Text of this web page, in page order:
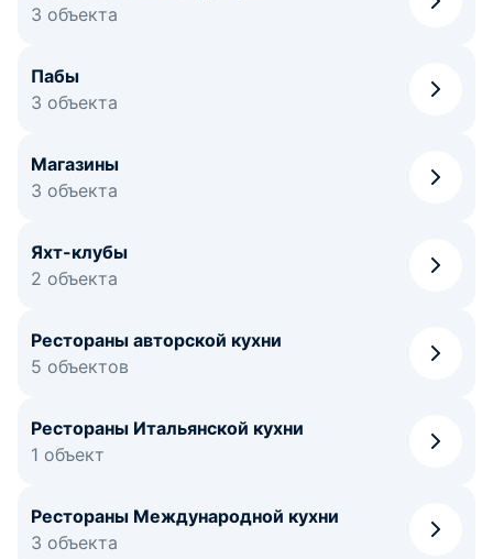
3 объекта
Пабы
3 объекта
Магазины
3 объекта
Яхт-клубы
2 объекта
Рестораны авторской кухни
5 объектов
Рестораны Итальянской кухни
1 объект
Рестораны Международной кухни
3 объекта